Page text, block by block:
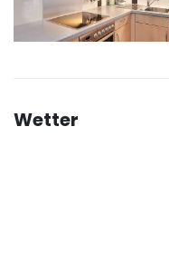
Wetter